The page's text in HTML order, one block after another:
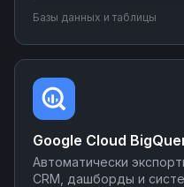
почте или в
простых сценариев до
аналитики.
Базы данных и таблицы
Google Cloud
Автоматически
CRM, дашборды и